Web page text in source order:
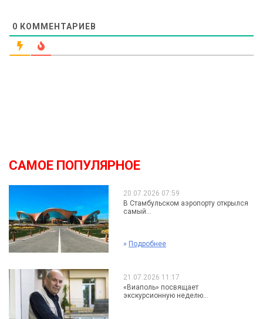
0 КОММЕНТАРИЕВ
САМОЕ ПОПУЛЯРНОЕ
20.07.2026 07:59
В Стамбульском аэропорту открылся
самый...
» Подробнее
21.07.2026 11:17
«Виаполь» посвящает
экскурсионную неделю...